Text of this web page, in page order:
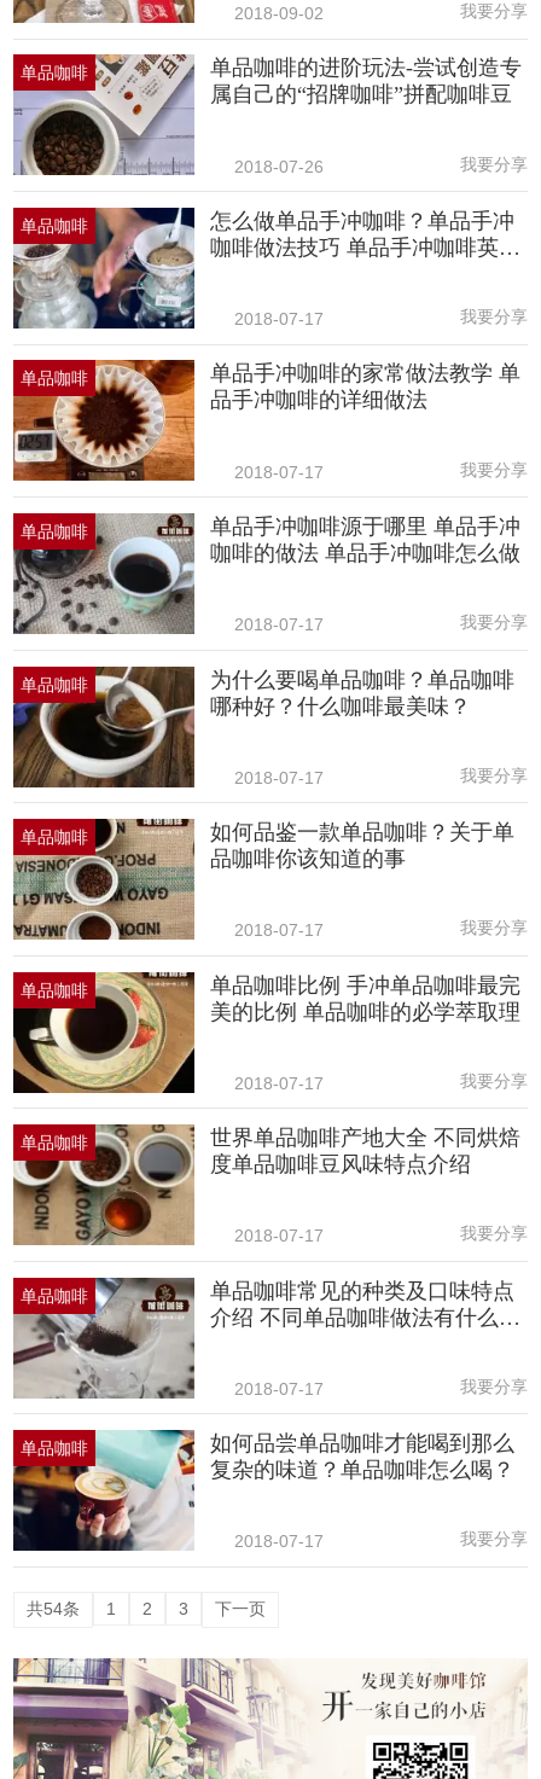
2018-09-02 我要分享
单品咖啡
单品咖啡的进阶玩法-尝试创造专
属自己的“招牌咖啡”拼配咖啡豆
2018-07-26 我要分享
单品咖啡
怎么做单品手冲咖啡？单品手冲
咖啡做法技巧 单品手冲咖啡英文
2018-07-17 我要分享
单品咖啡
单品手冲咖啡的家常做法教学 单
品手冲咖啡的详细做法
2018-07-17 我要分享
单品咖啡
单品手冲咖啡源于哪里 单品手冲
咖啡的做法 单品手冲咖啡怎么做
2018-07-17 我要分享
单品咖啡
为什么要喝单品咖啡？单品咖啡
哪种好？什么咖啡最美味？
2018-07-17 我要分享
单品咖啡
如何品鉴一款单品咖啡？关于单
品咖啡你该知道的事
2018-07-17 我要分享
单品咖啡
单品咖啡比例 手冲单品咖啡最完
美的比例 单品咖啡的必学萃取理
2018-07-17 我要分享
单品咖啡
世界单品咖啡产地大全 不同烘焙
度单品咖啡豆风味特点介绍
2018-07-17 我要分享
单品咖啡
单品咖啡常见的种类及口味特点
介绍 不同单品咖啡做法有什么区
2018-07-17 我要分享
单品咖啡
如何品尝单品咖啡才能喝到那么
复杂的味道？单品咖啡怎么喝？
2018-07-17 我要分享
共54条 1 2 3 下一页